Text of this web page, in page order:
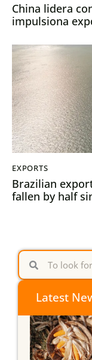
China lidera
impulsiona
EXPORTS
Brazilian
fallen by half
Latest